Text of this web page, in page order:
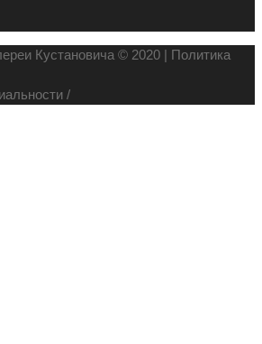
Кустановича © 2020 | Политика
/